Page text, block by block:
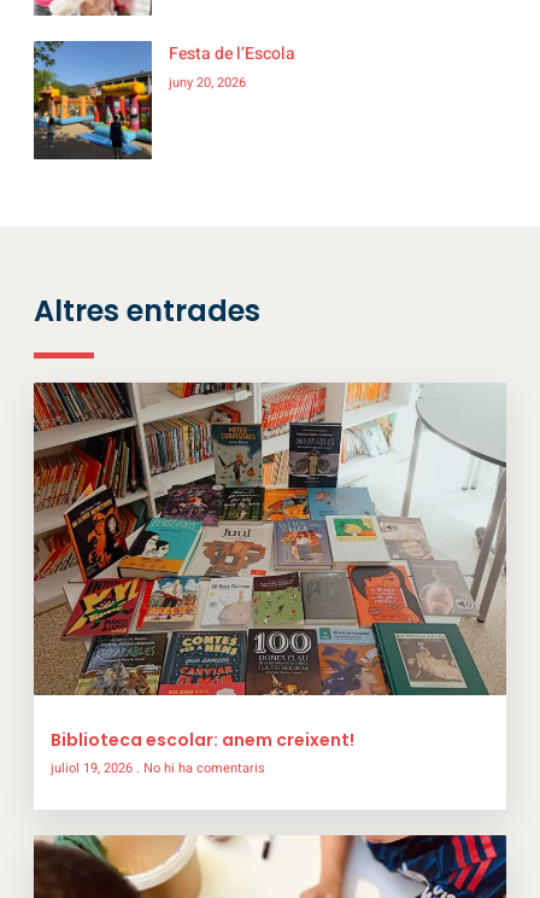
Festa de l’Escola
juny 20, 2026
Altres entrades
Biblioteca escolar: anem creixent!
juliol 19, 2026 No hi ha comentaris